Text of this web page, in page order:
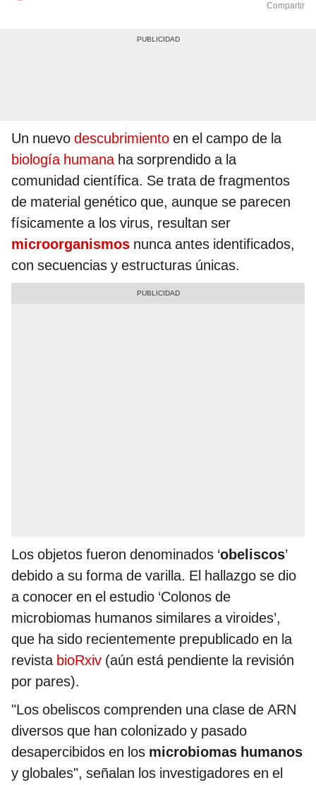
Compartir
Un nuevo descubrimiento en el campo de la
biología humanaha sorprendido a la
comunidad científica. Se trata de fragmentos
de material genético que, aunque se parecen
físicamente a los virus, resultan ser
microorganismos nunca antes identificados,
con secuencias y estructuras únicas.
Los objetos fueron denominados ‘obeliscos’
debido a su forma de varilla. El hallazgo se dio
a conocer en el estudio ‘Colonos de
microbiomas humanos similares a viroides’,
que ha sido recientemente prepublicado en la
revista bioRxiv (aún está pendiente la revisión
por pares).
"Los obeliscos comprenden una clase de ARN
diversos que han colonizado y pasado
desapercibidos en los microbiomas humanos
y globales", señalan los investigadores en el